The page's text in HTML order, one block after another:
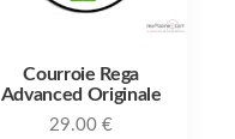
Courroie Rega
Advanced Originale
29.00€